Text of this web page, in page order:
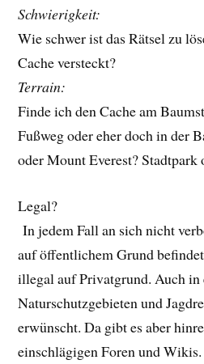
Schwierigkeit:
Wie schwer ist das Rätsel zu
Cache versteckt?
Terrain:
Finde ich den Cache am
Fußweg oder eher doch in der
oder Mount Everest? Stadtpark
Legal?
In jedem Fall an sich nicht
auf öffentlichem Grund
illegal auf Privatgrund. Auch in
Naturschutzgebieten und
erwünscht. Da gibt es aber
einschlägigen Foren und